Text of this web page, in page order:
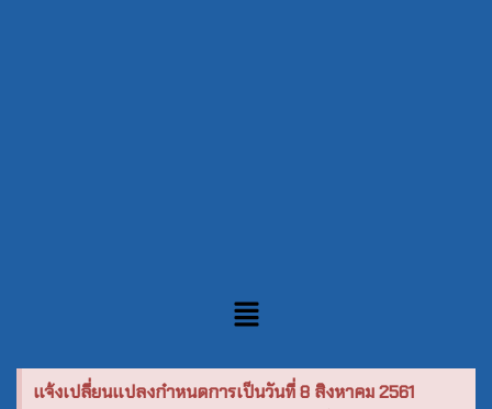
แจ้งเปลี่ยนแปลงกำหนดการเป็นวันที่ 8 สิงหาคม 2561